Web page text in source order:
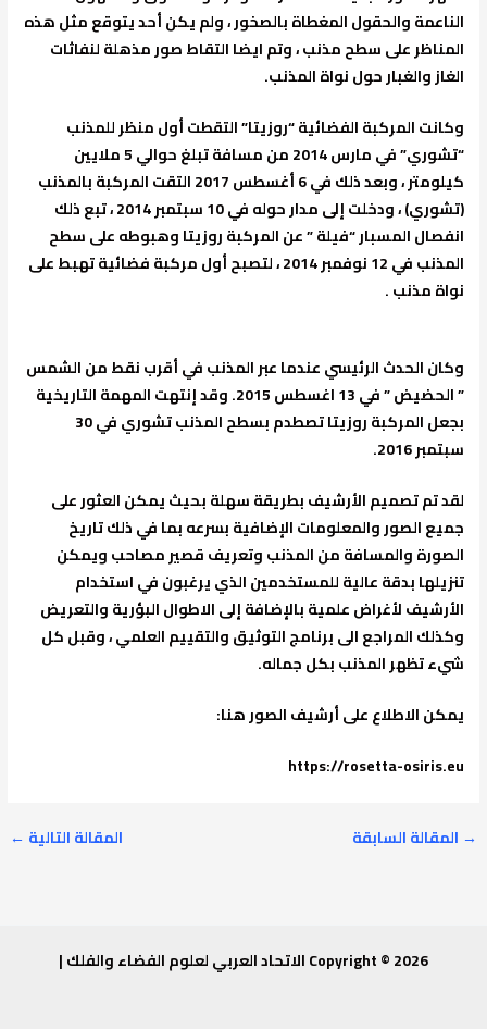
الناعمة والحقول المغطاة بالصخور ، ولم يكن أحد يتوقع مثل هذه
المناظر على سطح مذنب ، وتم ايضا التقاط صور مذهلة لنفاثات
الغاز والغبار حول نواة المذنب.
وكانت المركبة الفضائية “روزيتا” التقطت أول منظر للمذنب
“تشوري” في مارس 2014 من مسافة تبلغ حوالي 5 ملايين
كيلومتر ، وبعد ذلك في 6 أغسطس 2017 التقت المركبة بالمذنب
(تشوري) ، ودخلت إلى مدار حوله في 10 سبتمبر 2014 ، تبع ذلك
انفصال المسبار “فيلة ” عن المركبة روزيتا وهبوطه على سطح
المذنب في 12 نوفمبر 2014 ، لتصبح أول مركبة فضائية تهبط على
نواة مذنب .
وكان الحدث الرئيسي عندما عبر المذنب في أقرب نقط من الشمس
” الحضيض ” في 13 اغسطس 2015. وقد إنتهت المهمة التاريخية
بجعل المركبة روزيتا تصطدم بسطح المذنب تشوري في 30
سبتمبر 2016.
لقد تم تصميم الأرشيف بطريقة سهلة بحيث يمكن العثور على
جميع الصور والمعلومات الإضافية بسرعه بما في ذلك تاريخ
الصورة والمسافة من المذنب وتعريف قصير مصاحب ويمكن
تنزيلها بدقة عالية للمستخدمين الذي يرغبون في استخدام
الأرشيف لأغراض علمية بالإضافة إلى الاطوال البؤرية والتعريض
وكذلك المراجع الى برنامج التوثيق والتقييم العلمي ، وقبل كل
شيء تظهر المذنب بكل جماله.
يمكن الاطلاع على أرشيف الصور هنا:
https://rosetta-osiris.eu
→ المقالة السابقة المقالة التالية ←
Copyright © 2026 الاتحاد العربي لعلوم الفضاء والفلك |